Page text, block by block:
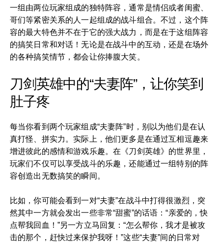
一组由两位玩家组成的独特阵容，通常是情侣或者闺蜜、
哥们等紧密关系的人一起组成的战斗组合。不过，这个阵
容的最大特色并不在于它的强大战力，而是在于这组阵容
的搞笑日常和对话！无论是在战斗中的互动，还是在场外
的各种搞笑情节，都会让你捧腹大笑。
刀剑英雄中的“夫妻阵”，让你笑到
肚子疼
每当你看到两个玩家组成“夫妻阵”时，别以为他们是在认
真打怪、拼实力。实际上，他们更多是在通过互相逗趣来
增进彼此的感情和游戏乐趣。在《刀剑英雄》的世界里，
玩家们不仅可以享受战斗的乐趣，还能通过一组特别的阵
容创造出无数搞笑的瞬间。
比如，你可能会看到一对“夫妻”在战斗中打得很激烈，突
然其中一方就会发出一些非常“甜蜜”的话语：“亲爱的，快
点帮我回血！”另一方立马回复：“怎么帮你，我才是被攻
击的那个，赶快过来保护我呀！”这些“夫妻”间的日常对